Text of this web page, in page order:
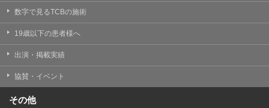
数字で見るTCBの施術
19歳以下の患者様へ
出演・掲載実績
協賛・イベント
その他